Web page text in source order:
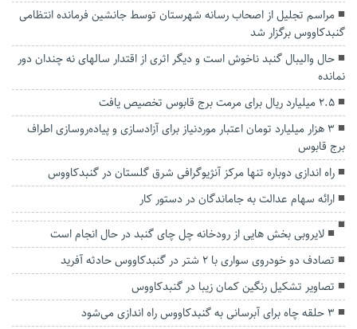
مراسم تجلیل از اصحاب رسانه شهرستان توسط جانشین فرمانده انتظامی
گنبدکاووس برگزار شد
حال والیبال گنبد ناخوش است و دیگر اثری از اقتدار سالهای نه چندان دور
نمانده
۲.۵ میلیارد ریال برای مرمت برج قابوس تخصیص یافت
۳ هزار میلیارد تومان اعتبار موردنیاز برای آزادسازی و پیاده‌روسازی اطراف
برج قابوس
راه اندازی دوباره تنها مرکز آنژیوگرافی شرق گلستان در گنبدکاووس
ارائه سهام عدالت به جاماندگان در دستور کار
لایروبی بخش هایی از رودخانه چل چای گنبد در حال انجام است
تصادف دو خودروی سواری با ۲ شتر در گنبدکاووس حادثه آفرید
تصاویر تشکیل رنگین کمان زیبا در‌ گنبدکاووس
۳ حلقه چاه برای آبرسانی به گنبدکاووس راه اندازی می‌شود